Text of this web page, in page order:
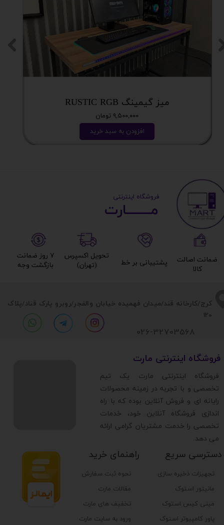
میز گیمینگ RUSTIC RGB
۹,۵۰۰,۰۰۰ تومان
افزودن به سبد خرید
​​کرج/کارخانه قند/میدان فهمیده خیابان والفجر/روبرو پارک قناد/پلاک
120
تجهیزات ذخیره سازی
مانیتور استوک
مینی کیس استوک
پاور کامپیوتر استوک
دسترسی سریع راهنمای خرید
نحوه ثبت سفارش
مقالات مارت
تخفیف های مارت
ورود به سایت مارت
​فروشگاه اینترنتی مارت
​فروشگاه اینترنتی مارت یک تیم
تخصصی و با تجربه در زمینه محصولات
رایانه ای و فروش آنلاین بوده که با راه
اندازی فروشگاه آنلاین خود، خدمات
تخصصی را خدمت مشتریان گرامی ارائه
می دهد.
026-32703568
مــــــــارت​​​​​​
​ ​فروشگاه اینترنتی
۷ روز ضمانت
بازگشت وجه​​​​​​​
تحویل اکسپرس
(تهران)​​​​​​​
پشتیبانی بر خط​​​​​​​
ضمانت اصالت
کالا​​​​​​​